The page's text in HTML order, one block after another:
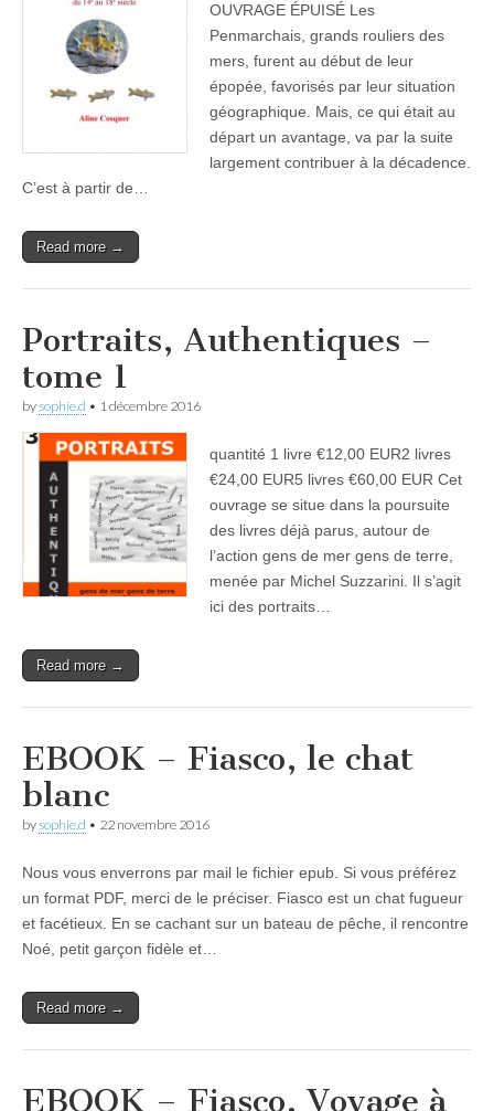
OUVRAGE ÉPUISÉ Les
Penmarchais, grands rouliers des
mers, furent au début de leur
épopée, favorisés par leur situation
géographique. Mais, ce qui était au
départ un avantage, va par la suite
largement contribuer à la décadence.
C’est à partir de…
Read more →
Portraits, Authentiques –
tome 1
bysophie.d • 1 décembre 2016
quantité 1 livre €12,00 EUR2 livres
€24,00 EUR5 livres €60,00 EUR Cet
ouvrage se situe dans la poursuite
des livres déjà parus, autour de
l’action gens de mer gens de terre,
menée par Michel Suzzarini. Il s’agit
ici des portraits…
Read more →
EBOOK – Fiasco, le chat
blanc
bysophie.d • 22 novembre 2016
Nous vous enverrons par mail le fichier epub. Si vous préférez
un format PDF, merci de le préciser. Fiasco est un chat fugueur
et facétieux. En se cachant sur un bateau de pêche, il rencontre
Noé, petit garçon fidèle et…
Read more →
EBOOK – Fiasco, Voyage à